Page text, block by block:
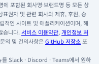
포함된 회사명·브랜드명 등 모든 상
권자 및 관련 회사와 제휴, 후원, 승
적인 사이트 및 애플리케이션이며, 해
습니다. 서비스 이용약관, 개인정보 처
의 및 건의사항은GitHub 저장소 또
를 Slack · Discord · Teams에서 원하